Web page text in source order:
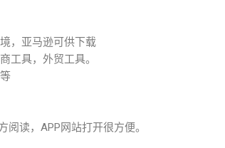
，亚马逊可供下载
工具，外贸工具。
读，APP网站打开很方便。